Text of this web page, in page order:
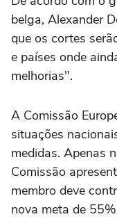
belga, Alexander
que os cortes
e países onde
melhorias".
A Comissão
situações
medidas. Apenas
Comissão
membro deve
nova meta de